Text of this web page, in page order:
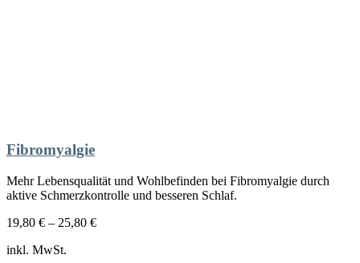
Fibromyalgie
Mehr Lebensqualität und Wohlbefinden bei Fibromyalgie durch
aktive Schmerzkontrolle und besseren Schlaf.
19,80 € – 25,80 €
inkl. MwSt.